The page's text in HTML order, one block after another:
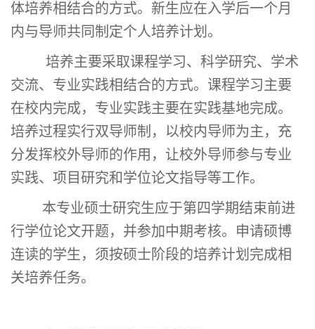
体培养相结合的方式。 新生应在入学后一个月
内与导师共同制定个人培养计划。
培养主要采取课程学习、科学研究、学术
交流、 专业实践相结合的方式。 课程学习主要
在校内完成，专业实践主要在实践基地完成。
培养过程实行双导师制，以校内导师为主，充
分发挥校外导师的作用，让校外导师参与专业
实践、项目研究和学位论文指导等工作。
本专业硕士研究生应于第四学期结束前进
行学位论文开题，并参加中期考核。申请硕博
连读的学生，须按硕士阶段的培养计划完成相
关培养任务。